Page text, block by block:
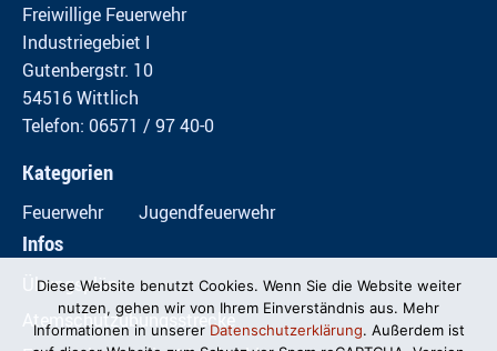
Freiwillige Feuerwehr
Industriegebiet I
Gutenbergstr. 10
54516 Wittlich
Telefon: 06571 / 97 40-0
Kategorien
Feuerwehr Jugendfeuerwehr
Infos
Übungspläne
Atemschutzübungsstrecke
Diese Website benutzt Cookies. Wenn Sie die Website weiter
nutzen, gehen wir von Ihrem Einverständnis aus. Mehr
Informationen in unserer Datenschutzerklärung. Außerdem ist